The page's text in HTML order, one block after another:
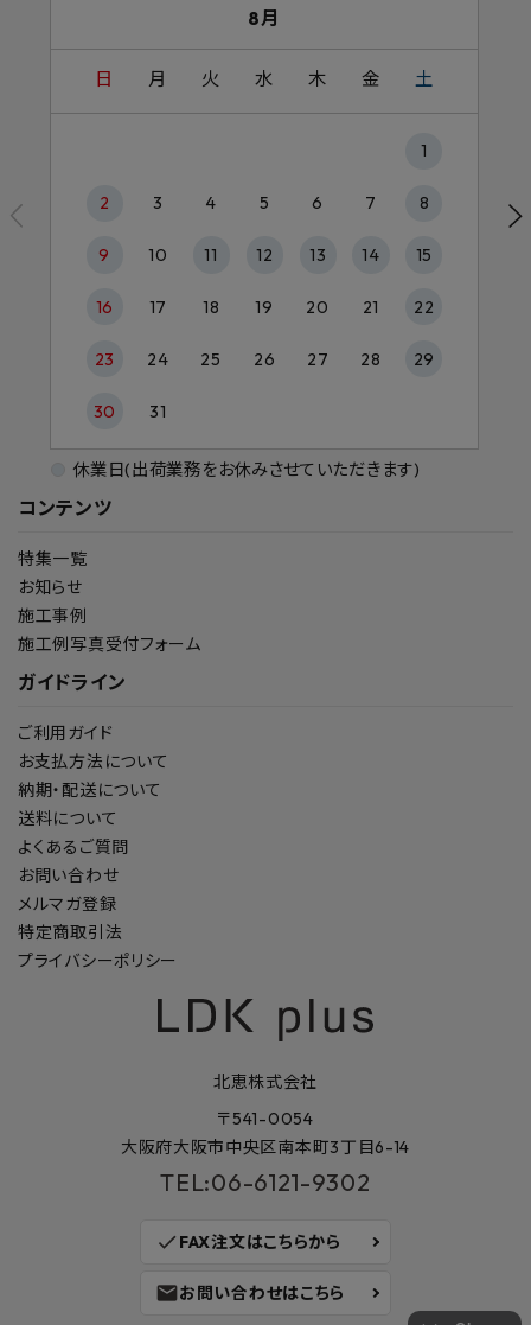
コンテンツ
特集一覧
お知らせ
施工事例
施工例写真受付フォーム
ガイドライン
ご利用ガイド
お支払方法について
納期・配送について
送料について
よくあるご質問
お問い合わせ
メルマガ登録
特定商取引法
プライバシーポリシー
8月
日 月 火 水 木 金 土
1
2 3 4 5 6 7 8
9 10 11 12 13 14 15
16 17 18 19 20 21 22
23 24 25 26 27 28 29
30 31
休業日(出荷業務をお休みさせていただきます)
北恵株式会社
〒541-0054
大阪府大阪市中央区南本町3丁目6-14
TEL:06-6121-9302
check FAX注文はこちらから
mailお問い合わせはこちら